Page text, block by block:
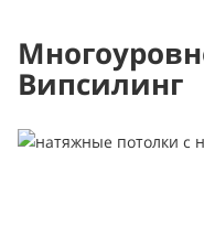
Випсилинг